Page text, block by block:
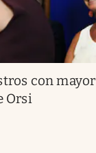
con mayor
Orsi